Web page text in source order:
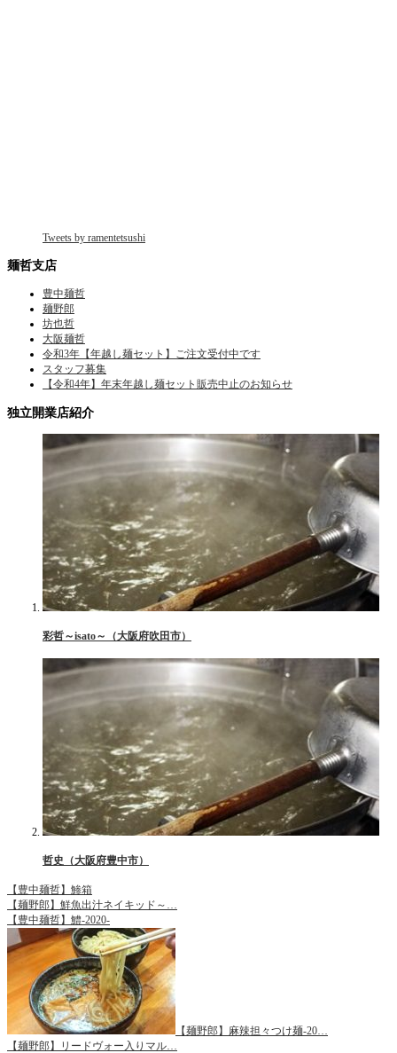
Tweets by ramentetsushi
麺哲支店
豊中麺哲
麺野郎
坊也哲
大阪麺哲
令和3年【年越し麺セット】ご注文受付中です
スタッフ募集
【令和4年】年末年越し麺セット販売中止のお知らせ
独立開業店紹介
彩哲～isato～（大阪府吹田市）
哲史（大阪府豊中市）
【豊中麺哲】鯵箱
【麺野郎】鮮魚出汁ネイキッド～…
【豊中麺哲】鱧-2020-
【麺野郎】麻辣担々つけ麺-20…
【麺野郎】リードヴォー入りマル…